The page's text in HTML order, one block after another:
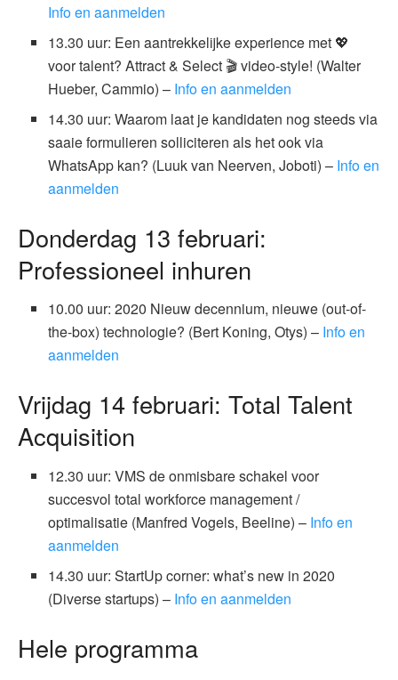
Info en aanmelden
13.30 uur: Een aantrekkelijke experience met 💖
voor talent? Attract & Select 🎬 video-style! (Walter
Hueber, Cammio) – Info en aanmelden
14.30 uur: Waarom laat je kandidaten nog steeds via
saaie formulieren solliciteren als het ook via
WhatsApp kan? (Luuk van Neerven, Joboti) – Info en
aanmelden
Donderdag 13 februari:
Professioneel inhuren
10.00 uur: 2020 Nieuw decennium, nieuwe (out-of-
the-box) technologie? (Bert Koning, Otys) – Info en
aanmelden
Vrijdag 14 februari: Total Talent
Acquisition
12.30 uur: VMS de onmisbare schakel voor
succesvol total workforce management /
optimalisatie (Manfred Vogels, Beeline) – Info en
aanmelden
14.30 uur: StartUp corner: what’s new in 2020
(Diverse startups) – Info en aanmelden
Hele programma